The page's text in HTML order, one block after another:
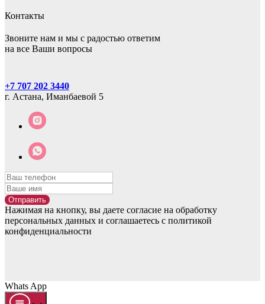
Контакты
Звоните нам и мы с радостью ответим
на все Ваши вопросы
+7 707 202 3440
г. Астана, Иманбаевой 5
Отправить
Нажимая на кнопку, вы даете согласие на обработку
персональных данных и соглашаетесь c политикой
конфиденциальности
Whats App